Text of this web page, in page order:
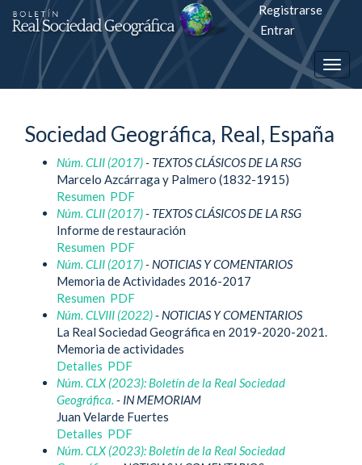
Salto
rápiso
a
página
contenido
Navegación
principal
Contenido
principal
Barra
lateral
Registrarse
Entrar
Sociedad Geográfica, Real, España
Núm. CLII (2017)- TEXTOS CLÁSICOS DE LA RSG
Marcelo Azcárraga y Palmero (1832-1915)
Resumen PDF
Núm. CLII (2017)- TEXTOS CLÁSICOS DE LA RSG
Informe de restauración
Resumen PDF
Núm. CLII (2017)- NOTICIAS Y COMENTARIOS
Memoria de Actividades 2016-2017
Resumen PDF
Núm. CLVIII (2022)- NOTICIAS Y COMENTARIOS
La Real Sociedad Geográfica en 2019-2020-2021.
Memoria de actividades
Detalles PDF
Núm. CLX (2023): Boletín de la Real Sociedad
Geográfica. - IN MEMORIAM
Juan Velarde Fuertes
Detalles PDF
Núm. CLX (2023): Boletín de la Real Sociedad